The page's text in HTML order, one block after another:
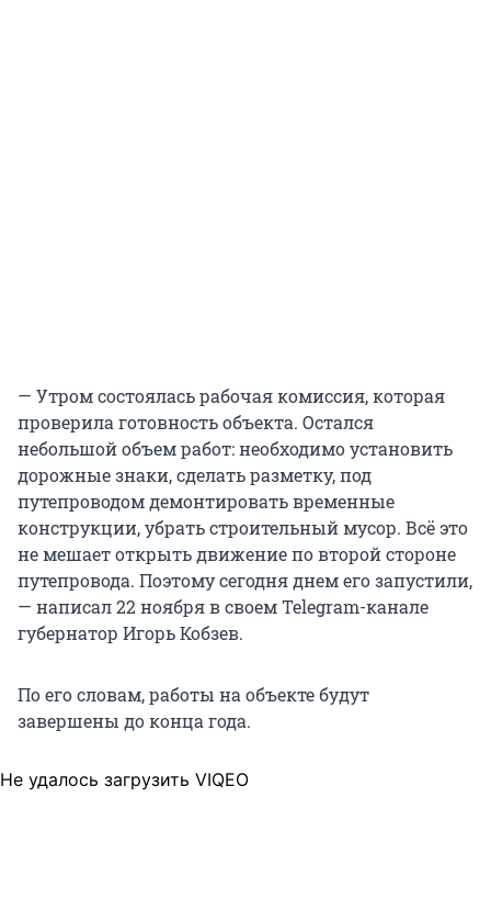
— Утром состоялась рабочая комиссия, которая
проверила готовность объекта. Остался
небольшой объем работ: необходимо установить
дорожные знаки, сделать разметку, под
путепроводом демонтировать временные
конструкции, убрать строительный мусор. Всё это
не мешает открыть движение по второй стороне
путепровода. Поэтому сегодня днем его запустили,
— написал 22 ноября в своем Telegram-канале
губернатор Игорь Кобзев.
По его словам, работы на объекте будут
завершены до конца года.
Не удалось загрузить VIQEO